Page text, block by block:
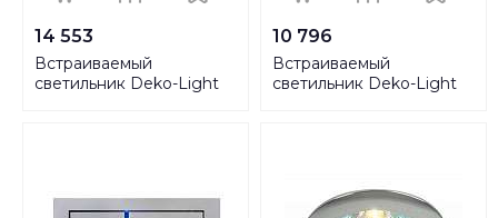
14 553
Встраиваемый
светильник Deko-Light
10 796
Встраиваемый
светильник Deko-Light